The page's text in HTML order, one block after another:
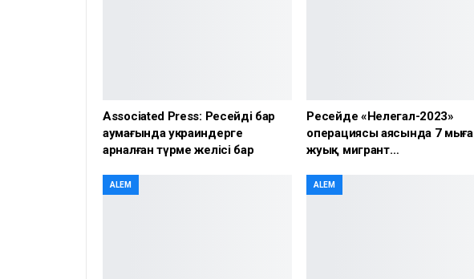
Associated Press: Ресейдің бар
аумағында украиндерге
арналған түрме желісі бар
Ресейде «Нелегал-2023»
операциясы аясында 7 мыңға
жуық мигрант…
ALEM ALEM